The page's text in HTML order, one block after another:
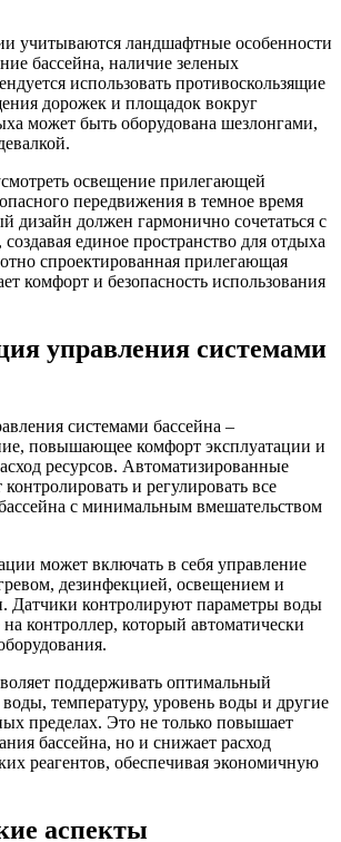
учитываются ландшафтные особенности
бассейна, наличие зеленых
использовать противоскользящие
дорожек и площадок вокруг
может быть оборудована шезлонгами,
освещение прилегающей
передвижения в темное время
дизайн должен гармонично сочетаться с
единое пространство для отдыха
спроектированная прилегающая
комфорт и безопасность использования
управления системами
системами бассейна –
повышающее комфорт эксплуатации и
ресурсов. Автоматизированные
и регулировать все
с минимальным вмешательством
может включать в себя управление
дезинфекцией, освещением и
Датчики контролируют параметры воды
контроллер, который автоматически
поддерживать оптимальный
температуру, уровень воды и другие
пределах. Это не только повышает
бассейна, но и снижает расход
реагентов, обеспечивая экономичную
аспекты